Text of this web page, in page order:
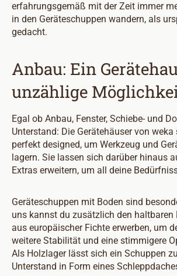
erfahrungsgemäß mit der Zeit immer
in den Geräteschuppen wandern, als
gedacht.
Anbau: Ein
unzählige
Egal ob Anbau, Fenster, Schiebe- und
Unterstand: Die Gerätehäuser von
perfekt designed, um Werkzeug und
lagern. Sie lassen sich darüber hinaus
Extras erweitern, um all deine
Geräteschuppen mit Boden sind
uns kannst du zusätzlich den
aus europäischer Fichte erwerben, um
weitere Stabilität und eine stimmigere
Als Holzlager lässt sich ein Schuppen
Unterstand in Form eines